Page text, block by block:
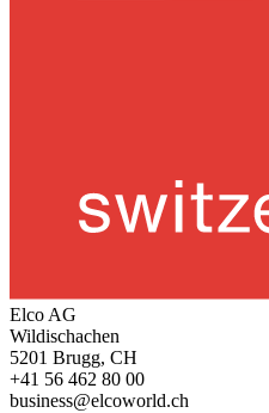
Elco AG
Wildischachen
5201 Brugg, CH
+41 56 462 80 00
business@elcoworld.ch